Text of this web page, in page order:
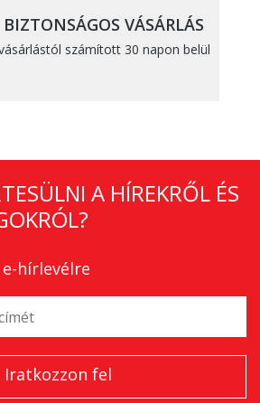
VÁSÁRLÁS
számított 30 napon belül
A HÍREKRŐL ÉS
hírlevélre